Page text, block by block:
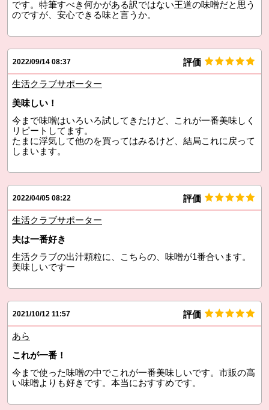
です。特筆すべき何かがある訳ではない王道の味噌だと思う
のですが、安心できる味と言うか。
2022/09/14 08:37 評価
生活クラブサポーター
美味しい！
今まで味噌はいろいろ試してきたけど、これが一番美味しく
リピートしてます。
たまに浮気して他のを買ってはみるけど、結局これに戻って
しまいます。
2022/04/05 08:22 評価
生活クラブサポーター
夫は一番好き
生活クラブの出汁顆粒に、こちらの、味噌が1番合います。
美味しいですー
2021/10/12 11:57 評価
あら
これが一番！
今まで使った味噌の中でこれが一番美味しいです。市販の高
い味噌よりも好きです。本当におすすめです。